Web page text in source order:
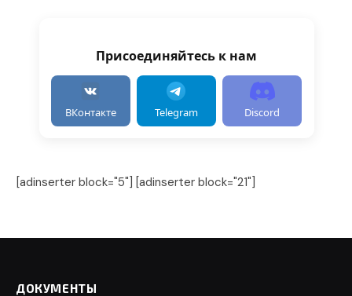
Присоединяйтесь к нам
ВКонтакте Telegram Discord
[adinserter block="5"] [adinserter block="21"]
ДОКУМЕНТЫ